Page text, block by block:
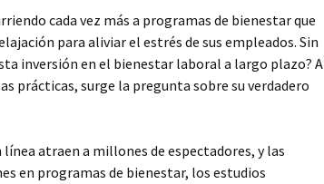
cada vez más a programas de bienestar que
para aliviar el estrés de sus empleados. Sin
inversión en el bienestar laboral a largo plazo? A
prácticas, surge la pregunta sobre su verdadero
atraen a millones de espectadores, y las
en programas de bienestar, los estudios